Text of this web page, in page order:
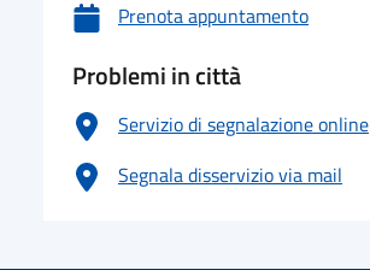
Prenota appuntamento
Problemi in città
Servizio di segnalazione online
Segnala disservizio via mail